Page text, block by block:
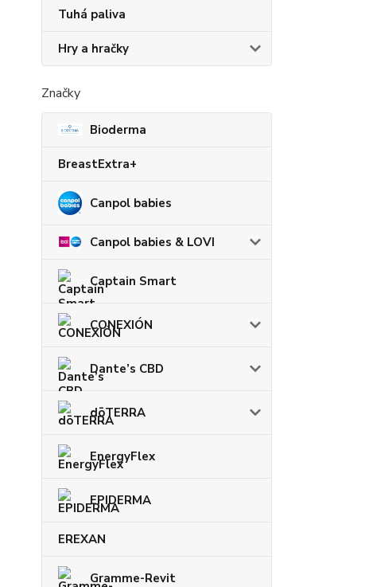
Tuhá paliva
Hry a hračky
Značky
Bioderma
BreastExtra+
Canpol babies
Canpol babies & LOVI
Captain Smart
CONEXIÓN
Dante’s CBD
dōTERRA
EnergyFlex
EPIDERMA
EREXAN
Gramme-Revit